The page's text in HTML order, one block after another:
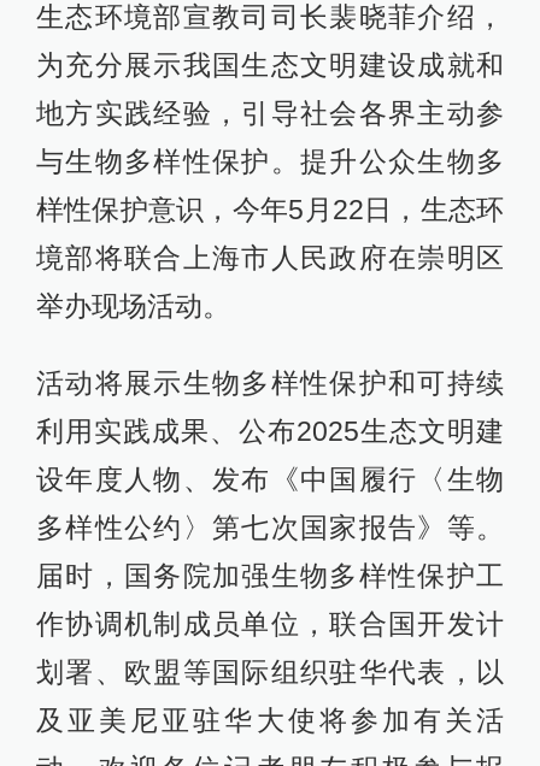
生态环境部宣教司司长裴晓菲介绍，
为充分展示我国生态文明建设成就和
地方实践经验，引导社会各界主动参
与生物多样性保护。提升公众生物多
样性保护意识，今年5月22日，生态环
境部将联合上海市人民政府在崇明区
举办现场活动。
活动将展示生物多样性保护和可持续
利用实践成果、公布2025生态文明建
设年度人物、发布《中国履行〈生物
多样性公约〉第七次国家报告》等。
届时，国务院加强生物多样性保护工
作协调机制成员单位，联合国开发计
划署、欧盟等国际组织驻华代表，以
及亚美尼亚驻华大使将参加有关活